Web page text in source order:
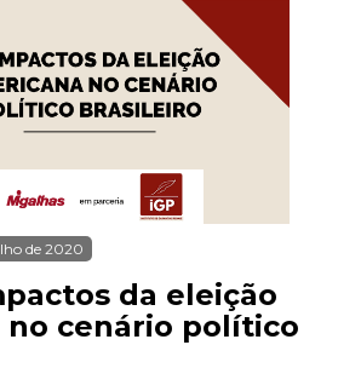
de 2020
da eleição
no cenário político